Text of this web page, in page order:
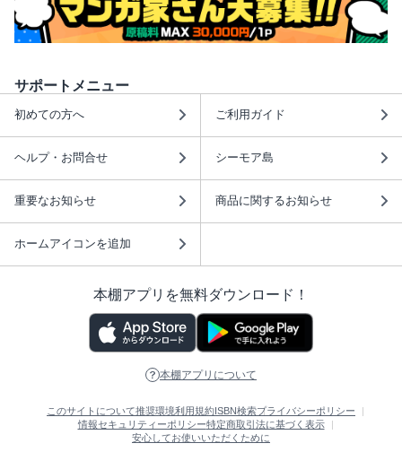
サポートメニュー
初めての方へ ご利用ガイド
ヘルプ・お問合せ シーモア島
重要なお知らせ 商品に関するお知らせ
ホームアイコンを追加
本棚アプリを無料ダウンロード！
本棚アプリについて
このサイトについて推奨環境利用規約ISBN検索プライバシーポリシー
情報セキュリティーポリシー特定商取引法に基づく表示
安心してお使いいただくために